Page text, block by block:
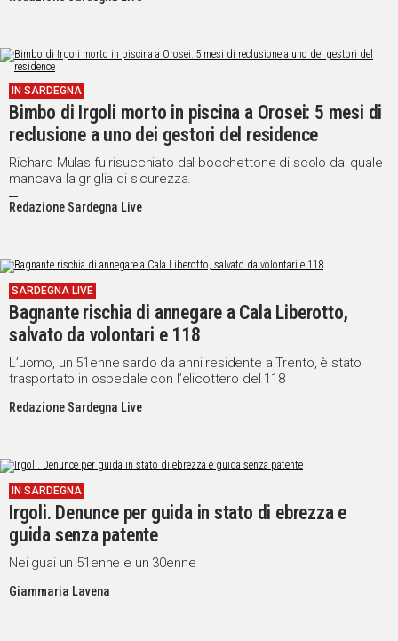
IN SARDEGNA
Bimbo di Irgoli morto in piscina a Orosei: 5 mesi di
reclusione a uno dei gestori del residence
Richard Mulas fu risucchiato dal bocchettone di scolo dal quale
mancava la griglia di sicurezza.
Redazione Sardegna Live
SARDEGNA LIVE
Bagnante rischia di annegare a Cala Liberotto,
salvato da volontari e 118
L’uomo, un 51enne sardo da anni residente a Trento, è stato
trasportato in ospedale con l’elicottero del 118
Redazione Sardegna Live
IN SARDEGNA
Irgoli. Denunce per guida in stato di ebrezza e
guida senza patente
Nei guai un 51enne e un 30enne
Giammaria Lavena